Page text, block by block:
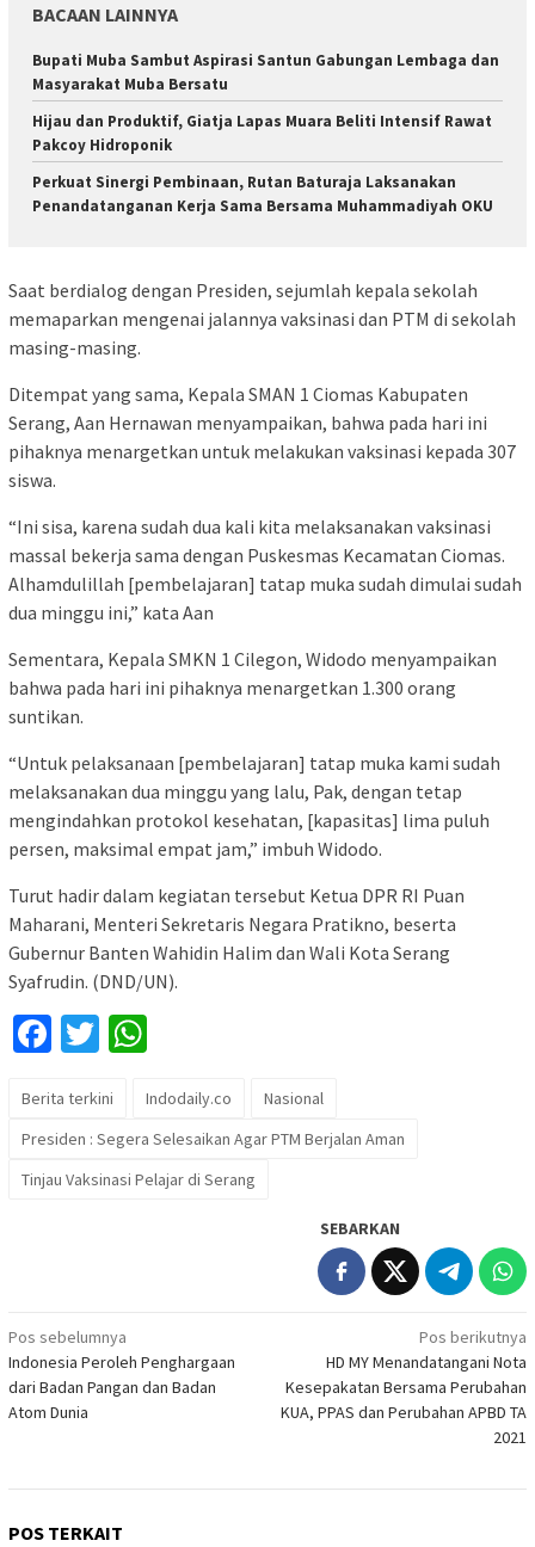
BACAAN LAINNYA
Bupati Muba Sambut Aspirasi Santun Gabungan Lembaga dan
Masyarakat Muba Bersatu
Hijau dan Produktif, Giatja Lapas Muara Beliti Intensif Rawat
Pakcoy Hidroponik
Perkuat Sinergi Pembinaan, Rutan Baturaja Laksanakan
Penandatanganan Kerja Sama Bersama Muhammadiyah OKU
Saat berdialog dengan Presiden, sejumlah kepala sekolah
memaparkan mengenai jalannya vaksinasi dan PTM di sekolah
masing-masing.
Ditempat yang sama, Kepala SMAN 1 Ciomas Kabupaten
Serang, Aan Hernawan menyampaikan, bahwa pada hari ini
pihaknya menargetkan untuk melakukan vaksinasi kepada 307
siswa.
“Ini sisa, karena sudah dua kali kita melaksanakan vaksinasi
massal bekerja sama dengan Puskesmas Kecamatan Ciomas.
Alhamdulillah [pembelajaran] tatap muka sudah dimulai sudah
dua minggu ini,” kata Aan
Sementara, Kepala SMKN 1 Cilegon, Widodo menyampaikan
bahwa pada hari ini pihaknya menargetkan 1.300 orang
suntikan.
“Untuk pelaksanaan [pembelajaran] tatap muka kami sudah
melaksanakan dua minggu yang lalu, Pak, dengan tetap
mengindahkan protokol kesehatan, [kapasitas] lima puluh
persen, maksimal empat jam,” imbuh Widodo.
Turut hadir dalam kegiatan tersebut Ketua DPR RI Puan
Maharani, Menteri Sekretaris Negara Pratikno, beserta
Gubernur Banten Wahidin Halim dan Wali Kota Serang
Syafrudin. (DND/UN).
Facebook
Twitter
Berita terkini Indodaily.co
Nasional
Presiden : Segera Selesaikan Agar PTM Berjalan Aman
Tinjau Vaksinasi Pelajar di Serang
SEBARKAN
Navigasi
pos
Pos sebelumnya
Indonesia Peroleh Penghargaan
dari Badan Pangan dan Badan
Atom Dunia
Pos berikutnya
HD MY Menandatangani Nota
Kesepakatan Bersama Perubahan
KUA, PPAS dan Perubahan APBD TA
2021
POS TERKAIT